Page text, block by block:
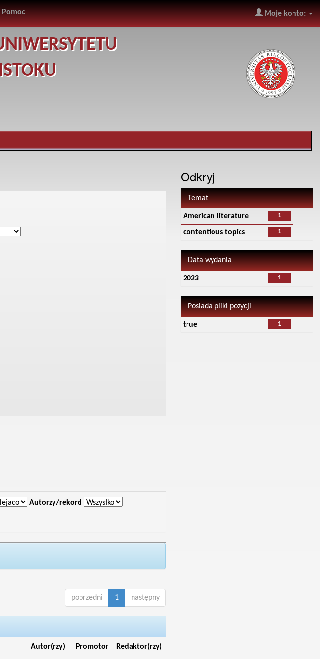
Pomoc Moje konto:
Autorzy/rekord
poprzedni 1 następny
Autor(rzy) Promotor Redaktor(rzy)
Odkryj
Temat
1
American literature
1
contentious topics
Data wydania
1
2023
Posiada pliki pozycji
1
true